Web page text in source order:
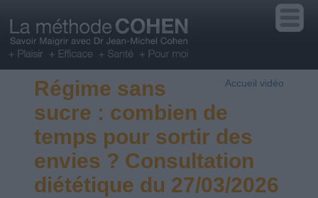
Accueil vidéo
Régime sans
sucre : combien de
temps pour sortir des
envies ? Consultation
diététique du 27/03/2026